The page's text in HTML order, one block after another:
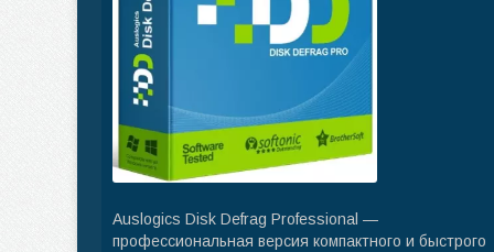
Auslogics Disk Defrag Professional —
профессиональная версия компактного и быстрого